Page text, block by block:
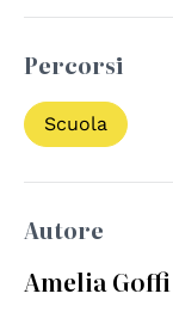
Percorsi
Scuola
Autore
Amelia Goffi